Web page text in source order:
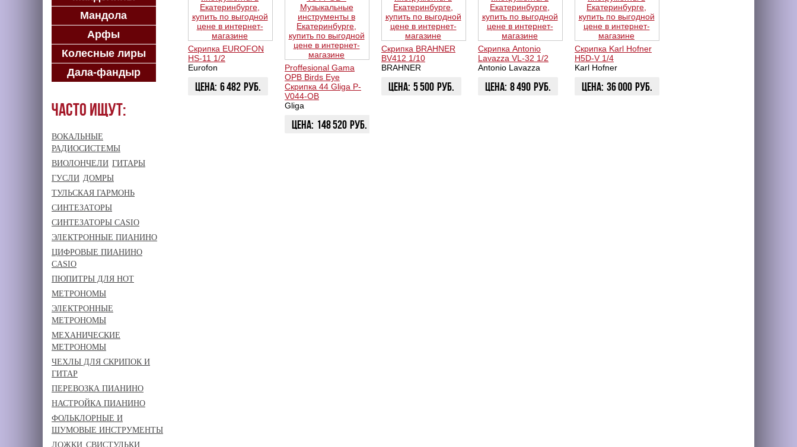
Скрипка EUROFON
HS-11 1/2
Eurofon
Цена: 6 482 руб.
Proffesional Gama
OPB Birds Eye
Скрипка 44 Gliga P-
V044-OB
Gliga
Цена: 148 520 руб.
Скрипка BRAHNER
BV412 1/10
BRAHNER
Цена: 5 500 руб.
Скрипка Antonio
Lavazza VL-32 1/2
Antonio Lavazza
Цена: 8 490 руб.
Скрипка Karl Hofner
H5D-V 1/4
Karl Hofner
Цена: 36 000 руб.
Мандола
Арфы
Колесные лиры
Дала-фандыр
Часто ищут:
ВОКАЛЬНЫЕ
РАДИОСИСТЕМЫ
ВИОЛОНЧЕЛИ ГИТАРЫ
ГУСЛИ ДОМРЫ
ТУЛЬСКАЯ ГАРМОНЬ
СИНТЕЗАТОРЫ
СИНТЕЗАТОРЫ CASIO
ЭЛЕКТРОННЫЕ ПИАНИНО
ЦИФРОВЫЕ ПИАНИНО
CASIO
ПЮПИТРЫ ДЛЯ НОТ
МЕТРОНОМЫ
ЭЛЕКТРОННЫЕ
МЕТРОНОМЫ
МЕХАНИЧЕСКИЕ
МЕТРОНОМЫ
ЧЕХЛЫ ДЛЯ СКРИПОК И
ГИТАР
ПЕРЕВОЗКА ПИАНИНО
НАСТРОЙКА ПИАНИНО
ФОЛЬКЛОРНЫЕ И
ШУМОВЫЕ ИНСТРУМЕНТЫ
ЛОЖКИ СВИСТУЛЬКИ